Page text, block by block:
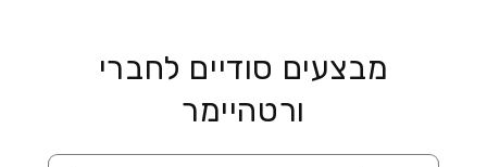
מבצעים סודיים לחברי
ורטהיימר